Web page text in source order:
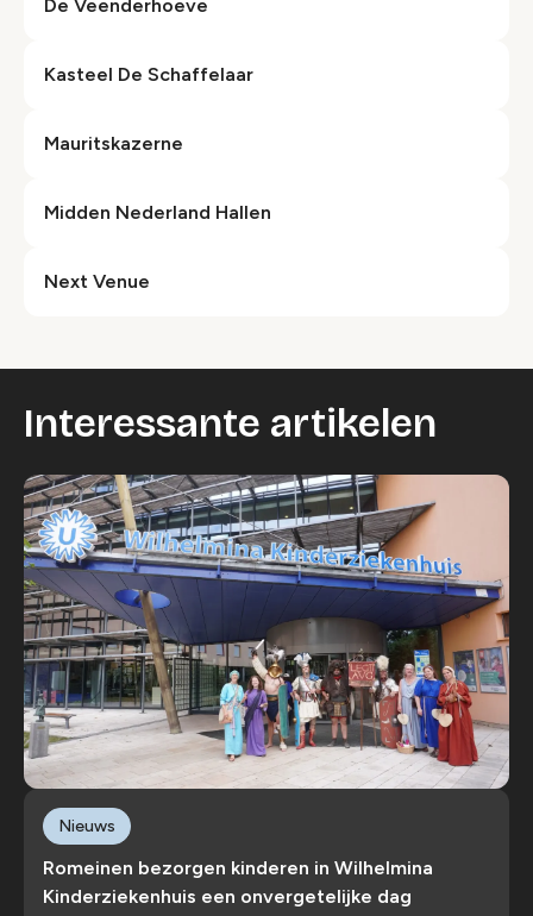
De Veenderhoeve
Kasteel De Schaffelaar
Mauritskazerne
Midden Nederland Hallen
Next Venue
Interessante artikelen
Romeinen bezorgen kinderen in Wilhelmina
Kinderziekenhuis een onvergetelijke dag
Nieuws